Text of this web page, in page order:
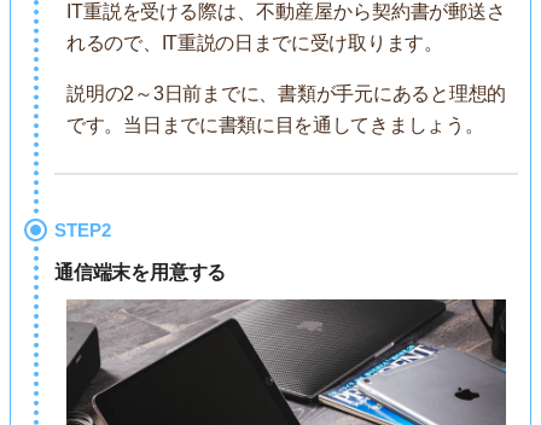
IT重説を受ける際は、不動産屋から契約書が郵送さ
れるので、IT重説の日までに受け取ります。
説明の2～3日前までに、書類が手元にあると理想的
です。当日までに書類に目を通してきましょう。
STEP2
通信端末を用意する